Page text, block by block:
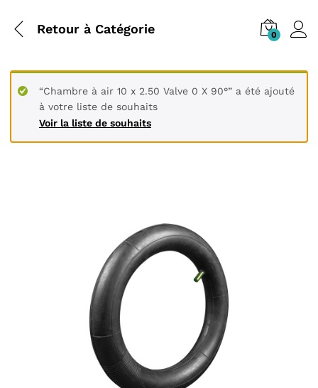
Retour à Catégorie 0
Voir la liste de souhaits
“Chambre à air 10 x 2.50 Valve 0 X 90°” a été ajouté
à votre liste de souhaits